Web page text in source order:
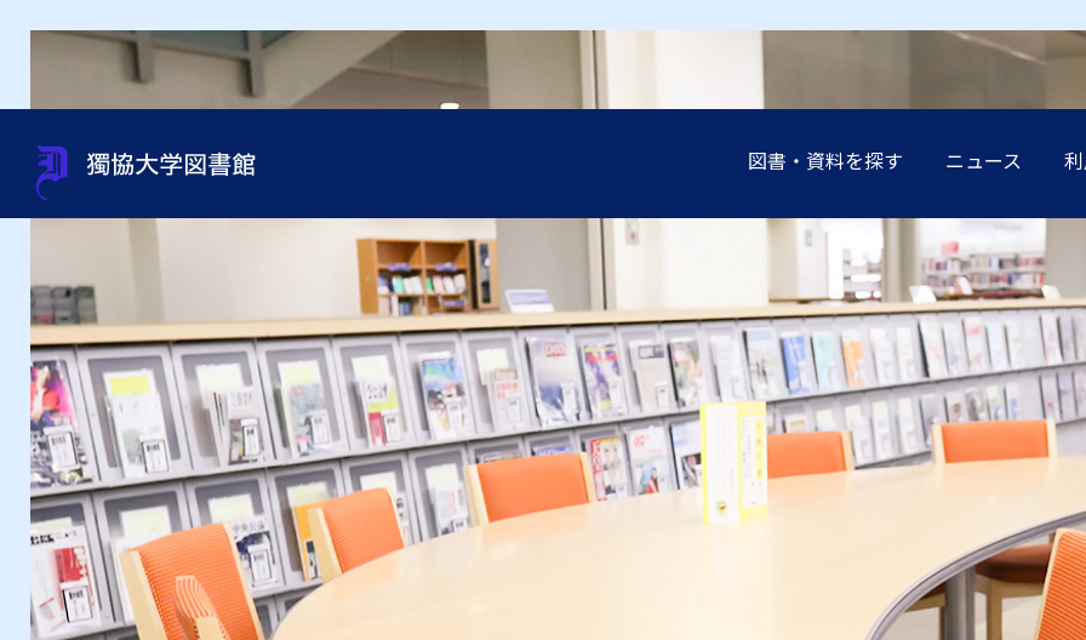
図書・資料を探す
蔵書検索（OPAC） OneSearch（まとめて検索）
オンラインジャーナルの使い
方
オンラインブック
テーマ別資料の探し方 インターネットリンク集
新聞一覧
指定書一覧
受験生の
教職員の
ニュース
利用案内 図書館案内
利用資格 利用ガイド
受験生の
教職員の
サポート
資料相談（レファレンス）の
申込み
資料取寄せ（文献複写・図書
借受）
紹介状申込み（他機関の利
用）
授業・ゼミセミナー
受験生の
教職員の
貴重書・特別資料・特別コレ
クション
過去の展示
受験生の
教職員の
組織・問い合わせ先一覧 館内施設
規程集・年次報告書・各種統
計
図書館講演会
沿革
受験生の
教職員の